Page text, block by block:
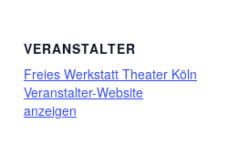
VERANSTALTER
Freies Werkstatt Theater Köln
Veranstalter-Website
anzeigen